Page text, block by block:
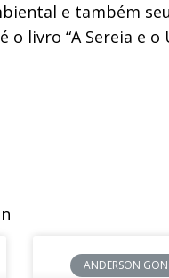
e também seu
livro “A Sereia e o
ANDERSON